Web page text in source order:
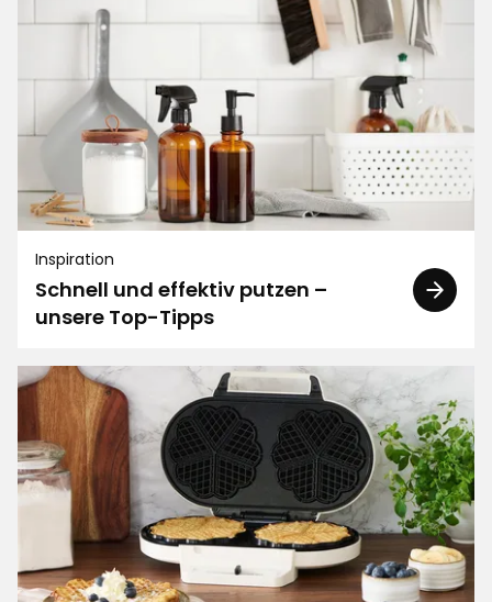
1225 ratings
Sortieren nach
Filtern nach
Bewertungen (1225)
Mojtaba
DK Dorit K
Sehr hart und mir persönlich zu steif .
Vor 3 Monaten
F Frieda
Inspiration
Schnell und effektiv putzen –
unsere Top-Tipps